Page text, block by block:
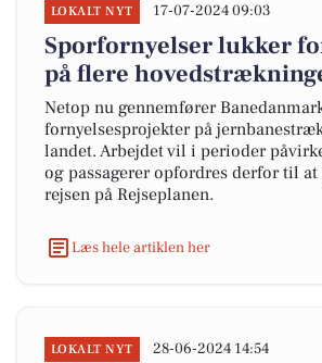
LOKALT NYT 17-07-2024 09:03
Sporfornyelser lukker
på flere
Netop nu gennemfører
fornyelsesprojekter på
landet. Arbejdet vil i perioder
og passagerer opfordres derfor til
rejsen på Rejseplanen.
Læs hele artiklen her
LOKALT NYT 28-06-2024 14:54